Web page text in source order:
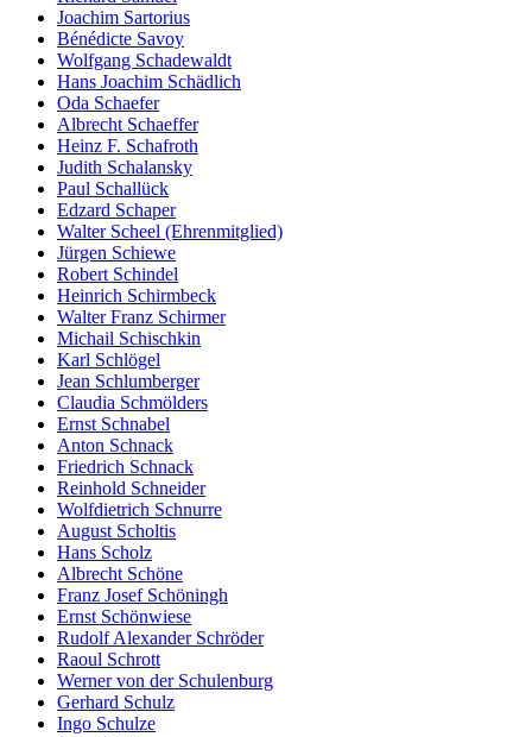
Joachim Sartorius
Bénédicte Savoy
Wolfgang Schadewaldt
Hans Joachim Schädlich
Oda Schaefer
Albrecht Schaeffer
Heinz F. Schafroth
Judith Schalansky
Paul Schallück
Edzard Schaper
Walter Scheel (Ehrenmitglied)
Jürgen Schiewe
Robert Schindel
Heinrich Schirmbeck
Walter Franz Schirmer
Michail Schischkin
Karl Schlögel
Jean Schlumberger
Claudia Schmölders
Ernst Schnabel
Anton Schnack
Friedrich Schnack
Reinhold Schneider
Wolfdietrich Schnurre
August Scholtis
Hans Scholz
Albrecht Schöne
Franz Josef Schöningh
Ernst Schönwiese
Rudolf Alexander Schröder
Raoul Schrott
Werner von der Schulenburg
Gerhard Schulz
Ingo Schulze